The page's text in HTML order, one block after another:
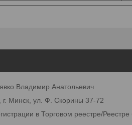
Владимир Анатольевич
г. Минск, ул. Ф. Скорины 37-72
в Торговом реестре/